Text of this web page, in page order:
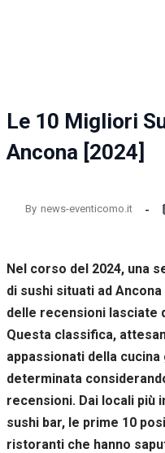
Le 10 Migliori
Ancona [2024]
By news-eventicomo.it
Nel corso del 2024, una
di sushi situati ad
delle recensioni lasciate
Questa classifica,
appassionati della
determinata
recensioni. Dai locali più
sushi bar, le prime 10
ristoranti che hanno
Esperienza
permettere
di
la tua visita.
questi
cookie,
alcune
funzioni del
sito non
saranno
Marketing